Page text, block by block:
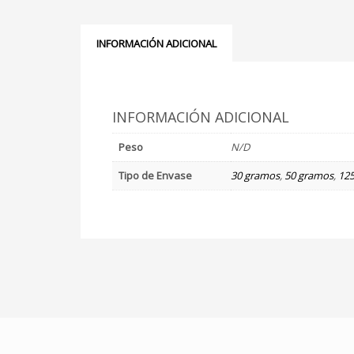
INFORMACIÓN ADICIONAL
INFORMACIÓN ADICIONAL
Peso
N/D
Tipo de Envase
30 gramos, 50 gramos,